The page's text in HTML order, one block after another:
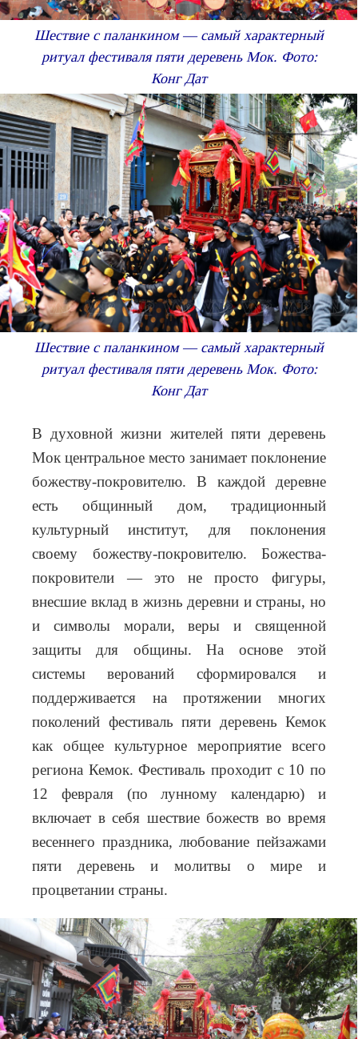
Шествие с паланкином — самый характерный
ритуал фестиваля пяти деревень Мок. Фото:
Конг Дат
Шествие с паланкином — самый характерный
ритуал фестиваля пяти деревень Мок. Фото:
Конг Дат
В духовной жизни жителей пяти деревень
Мок центральное место занимает поклонение
божеству-покровителю. В каждой деревне
есть общинный дом, традиционный
культурный институт, для поклонения
своему божеству-покровителю. Божества-
покровители — это не просто фигуры,
внесшие вклад в жизнь деревни и страны, но
и символы морали, веры и священной
защиты для общины. На основе этой
системы верований сформировался и
поддерживается на протяжении многих
поколений фестиваль пяти деревень Кемок
как общее культурное мероприятие всего
региона Кемок. Фестиваль проходит с 10 по
12 февраля (по лунному календарю) и
включает в себя шествие божеств во время
весеннего праздника, любование пейзажами
пяти деревень и молитвы о мире и
процветании страны.